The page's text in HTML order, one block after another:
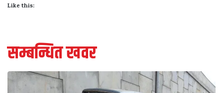
Like this:
सम्बन्धित खवर